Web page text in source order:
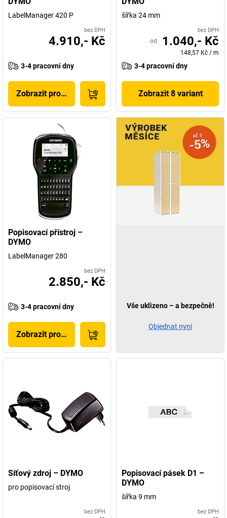
LabelManager 420 P
bez DPH
4.910,- Kč
3-4 pracovní dny
Zobrazit produkt
šířka 24 mm
bez DPH
od 1.040,- Kč
148,57 Kč / m
3-4 pracovní dny
Zobrazit 8 variant
Popisovací přístroj –
DYMO
LabelManager 280
bez DPH
2.850,- Kč
3-4 pracovní dny
Zobrazit produkt
Síťový zdroj – DYMO
pro popisovací stroj
bez DPH
Popisovací pásek D1 –
DYMO
šířka 9 mm
bez DPH
Vše uklizeno – a bezpečně!
Objednat nyní